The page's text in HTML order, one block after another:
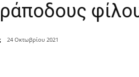
24 Οκτωβρίου 2021